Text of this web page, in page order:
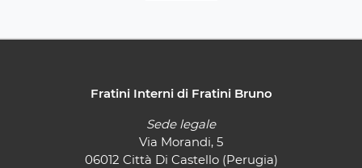
Fratini Interni di Fratini Bruno
Sede legale
Via Morandi, 5
06012 Città Di Castello (Perugia)